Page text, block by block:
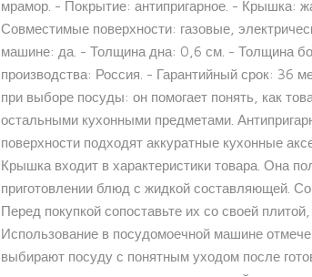
мрамор. - Покрытие: антипригарное. - Крышка:
Совместимые поверхности: газовые,
машине: да. - Толщина дна: 0,6 см. - Толщина
производства: Россия. - Гарантийный срок: 36
при выборе посуды: он помогает понять, как
остальными кухонными предметами.
поверхности подходят аккуратные кухонные
Крышка входит в характеристики товара. Она
приготовлении блюд с жидкой составляющей.
Перед покупкой сопоставьте их со своей
Использование в посудомоечной машине
выбирают посуду с понятным уходом после